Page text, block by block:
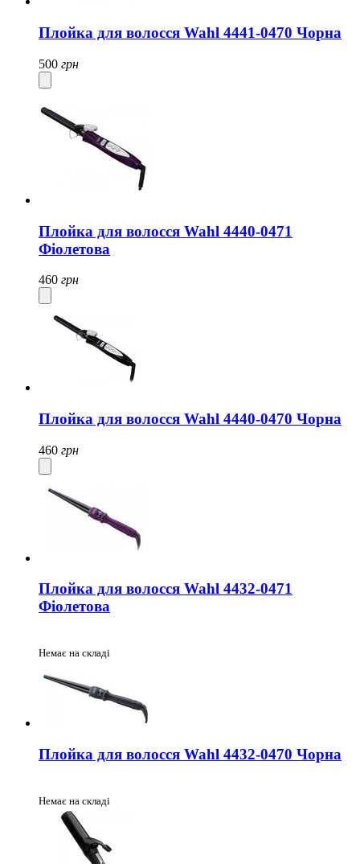
Плойка для волосся Wahl 4441-0470 Чорна
500 грн
Плойка для волосся Wahl 4440-0471
Фіолетова
460 грн
Плойка для волосся Wahl 4440-0470 Чорна
460 грн
Плойка для волосся Wahl 4432-0471
Фіолетова
Немає на складі
Плойка для волосся Wahl 4432-0470 Чорна
Немає на складі